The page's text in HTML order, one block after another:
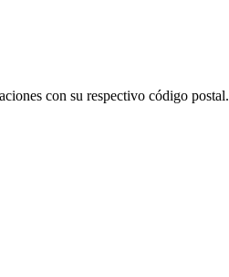
con su respectivo código postal.